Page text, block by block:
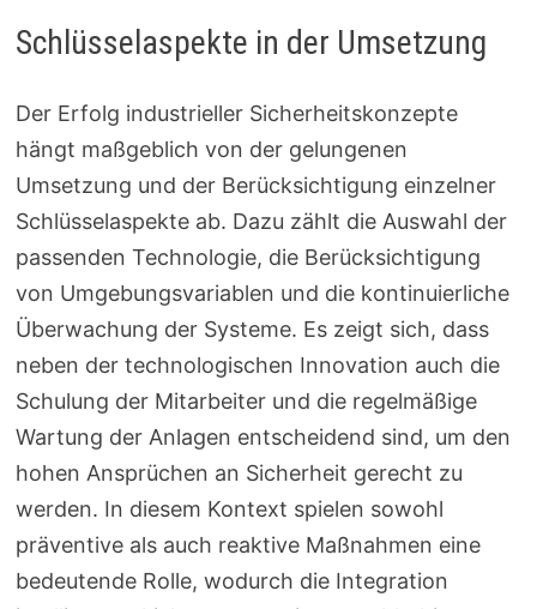
Schlüsselaspekte in der Umsetzung
Der Erfolg industrieller Sicherheitskonzepte
hängt maßgeblich von der gelungenen
Umsetzung und der Berücksichtigung einzelner
Schlüsselaspekte ab. Dazu zählt die Auswahl der
passenden Technologie, die Berücksichtigung
von Umgebungsvariablen und die kontinuierliche
Überwachung der Systeme. Es zeigt sich, dass
neben der technologischen Innovation auch die
Schulung der Mitarbeiter und die regelmäßige
Wartung der Anlagen entscheidend sind, um den
hohen Ansprüchen an Sicherheit gerecht zu
werden. In diesem Kontext spielen sowohl
präventive als auch reaktive Maßnahmen eine
bedeutende Rolle, wodurch die Integration